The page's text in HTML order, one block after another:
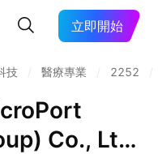
立即開始
技 醫療專業 2252
Co., Ltd.